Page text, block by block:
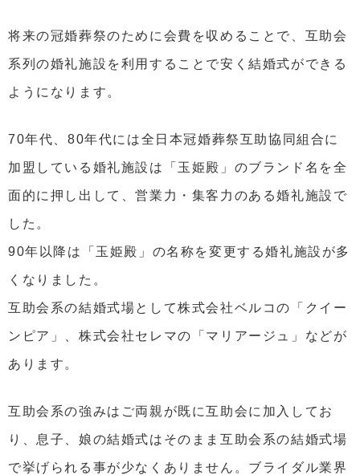
将来の冠婚葬祭のために会費を収めることで、互助会
系列の婚礼施設を利用することで安く結婚式ができる
ようになります。
70年代、80年代には全日本冠婚葬祭互助協同組合に
加盟している婚礼施設は「玉姫殿」のブランド名を全
面的に押し出して、営業力・集客力のある婚礼施設で
した。
90年以降は「玉姫殿」の名称を変更する婚礼施設が多
くなりました。
互助会系の結婚式場として株式会社ベルコの「クイー
ンピア」、株式会社セレマの「マリアージュ」などが
あります。
互助会系の強みはご両親が既に互助会に加入してお
り、息子、娘の結婚式はそのまま互助会系の結婚式場
で挙げられる事が少なくありません。ブライダル業界